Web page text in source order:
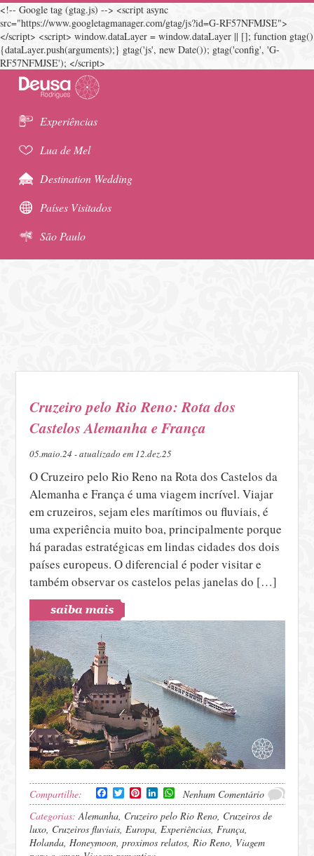
<!-- Google tag (gtag.js) --> <script async
src="https://www.googletagmanager.com/gtag/js?id=G-RF57NFMJSE">
</script> <script> window.dataLayer = window.dataLayer || []; function gtag()
{dataLayer.push(arguments);} gtag('js', new Date()); gtag('config', 'G-
RF57NFMJSE'); </script>
Experiências
Lua de Mel
Destination Wedding
Países Visitados
São Paulo
Cruzeiro pelo Rio Reno: Rota dos
Castelos Alemanha e França
05.maio.24 - atualizado em 12.dez.25
O Cruzeiro pelo Rio Reno na Rota dos Castelos da
Alemanha e França é uma viagem incrível. Viajar
em cruzeiros, sejam eles marítimos ou fluviais, é
uma experiência muito boa, principalmente porque
há paradas estratégicas em lindas cidades dos dois
países europeus. O diferencial é poder visitar e
também observar os castelos pelas janelas do […]
Compartilhe: Facebook
TwitterPinterestLinkedInWhatsApp
Nenhum Comentário
Categorias:Alemanha, Cruzeiro pelo Rio Reno, Cruzeiros de
luxo, Cruzeiros fluviais,Europa,Experiências,França,
Holanda,Honeymoon,proximos relatos,Rio Reno, Viagem